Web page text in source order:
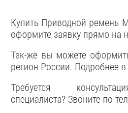
Купить Приводной ремень
оформите заявку прямо на
Так-же вы можете
регион России. Подробнее
Требуется
специалиста? Звоните по